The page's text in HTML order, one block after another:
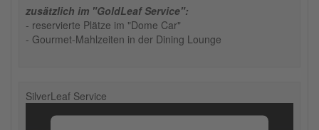
zusätzlich im "GoldLeaf Service":
- reservierte Plätze im "Dome Car"
- Gourmet-Mahlzeiten in der Dining Lounge
SilverLeaf Service